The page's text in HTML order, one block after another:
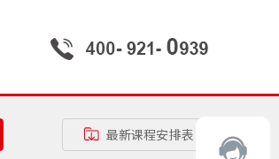
最新课程安排表